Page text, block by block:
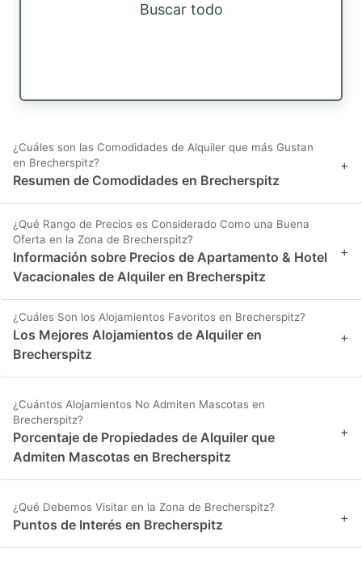
Buscar todo
¿Cuáles son las Comodidades de Alquiler que más Gustan
en Brecherspitz?
Resumen de Comodidades en Brecherspitz
+
¿Qué Rango de Precios es Considerado Como una Buena
Oferta en la Zona de Brecherspitz?
Información sobre Precios de Apartamento & Hotel
Vacacionales de Alquiler en Brecherspitz
+
¿Cuáles Son los Alojamientos Favoritos en Brecherspitz?
Los Mejores Alojamientos de Alquiler en
Brecherspitz
+
¿Cuántos Alojamientos No Admiten Mascotas en
Brecherspitz?
Porcentaje de Propiedades de Alquiler que
Admiten Mascotas en Brecherspitz
+
¿Qué Debemos Visitar en la Zona de Brecherspitz?
Puntos de Interés en Brecherspitz +